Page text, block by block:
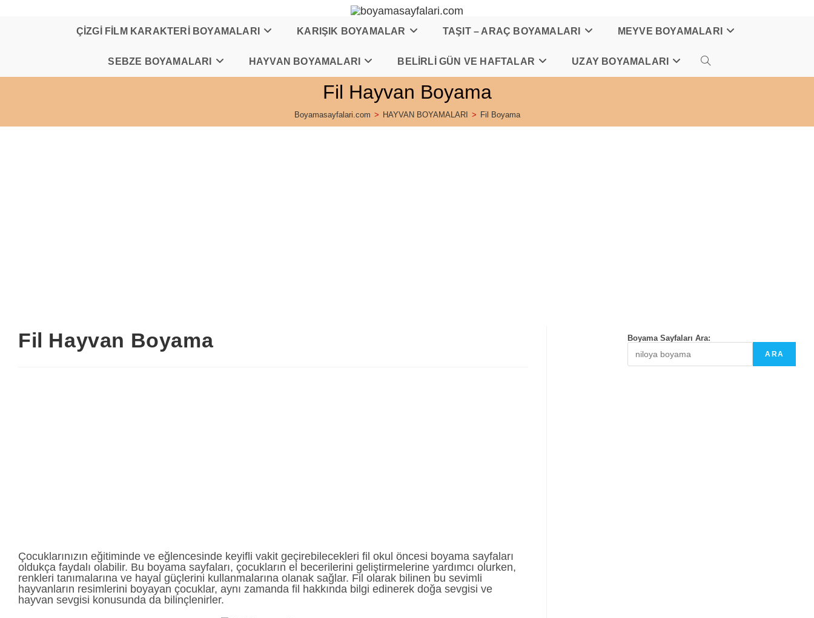
ÇİZGİ FİLM KARAKTERİ BOYAMALARI KARIŞIK BOYAMALAR TAŞIT – ARAÇ BOYAMALARI MEYVE BOYAMALARI
SEBZE BOYAMALARI HAYVAN BOYAMALARI BELİRLİ GÜN VE HAFTALAR UZAY BOYAMALARI TOGGLE
Fil Hayvan Boyama
Boyamasayfalari.com > HAYVAN BOYAMALARI > Fil Boyama
Fil Hayvan Boyama
Çocuklarınızın eğitiminde ve eğlencesinde keyifli vakit geçirebilecekleri fil okul öncesi boyama sayfaları
oldukça faydalı olabilir. Bu boyama sayfaları, çocukların el becerilerini geliştirmelerine yardımcı olurken,
renkleri tanımalarına ve hayal güçlerini kullanmalarına olanak sağlar. Fil olarak bilinen bu sevimli
hayvanların resimlerini boyayan çocuklar, aynı zamanda fil hakkında bilgi edinerek doğa sevgisi ve
hayvan sevgisi konusunda da bilinçlenirler.
Boyama Sayfaları Ara:
ARA